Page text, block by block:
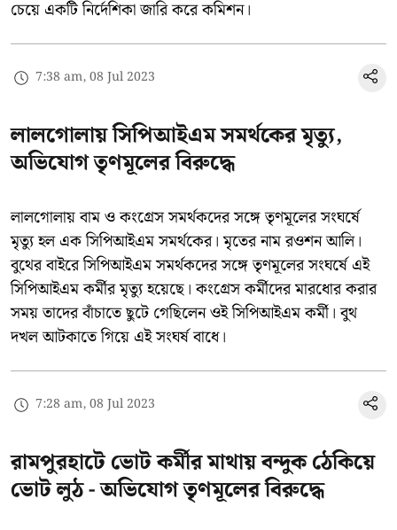
চেয়ে একটি নির্দেশিকা জারি করে কমিশন।
7:38 am, 08 Jul 2023
লালগোলায় সিপিআইএম সমর্থকের মৃত্যু,
অভিযোগ তৃণমূলের বিরুদ্ধে
লালগোলায় বাম ও কংগ্রেস সমর্থকদের সঙ্গে তৃণমূলের সংঘর্ষে
মৃত্যু হল এক সিপিআইএম সমর্থকের। মৃতের নাম রওশন আলি।
বুথের বাইরে সিপিআইএম সমর্থকদের সঙ্গে তৃণমূলের সংঘর্ষে এই
সিপিআইএম কর্মীর মৃত্যু হয়েছে। কংগ্রেস কর্মীদের মারধোর করার
সময় তাদের বাঁচাতে ছুটে গেছিলেন ওই সিপিআইএম কর্মী। বুথ
দখল আটকাতে গিয়ে এই সংঘর্ষ বাধে।
7:28 am, 08 Jul 2023
রামপুরহাটে ভোট কর্মীর মাথায় বন্দুক ঠেকিয়ে
ভোট লুঠ - অভিযোগ তৃণমূলের বিরুদ্ধে